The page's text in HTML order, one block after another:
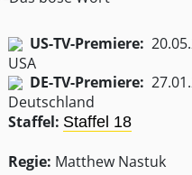
US-TV-Premiere:
DE-TV-Premiere:
Staffel: Staffel 18
Regie: Matthew Nastuk